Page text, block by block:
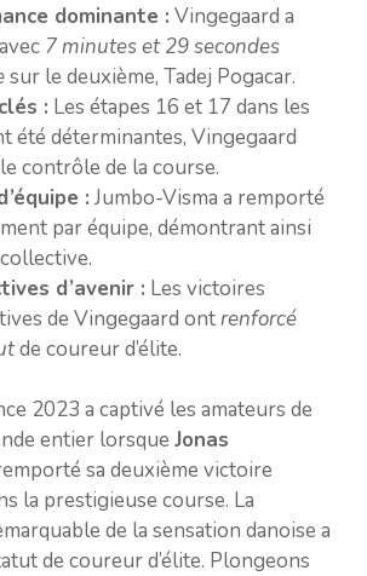
dominante : Vingegaard a
7 minutes et 29 secondes
sur le deuxième, Tadej Pogacar.
: Les étapes 16 et 17 dans les
été déterminantes, Vingegaard
contrôle de la course.
: Jumbo-Visma a remporté
par équipe, démontrant ainsi
d’avenir : Les victoires
de Vingegaard ontrenforcé
de coureur d’élite.
2023 a captivé les amateurs de
entier lorsque Jonas
sa deuxième victoire
la prestigieuse course. La
de la sensation danoise a
de coureur d’élite. Plongeons